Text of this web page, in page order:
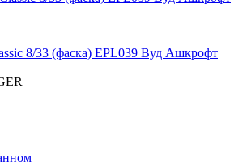
8/33 (фаска) EPL039 Вуд Ашкрофт